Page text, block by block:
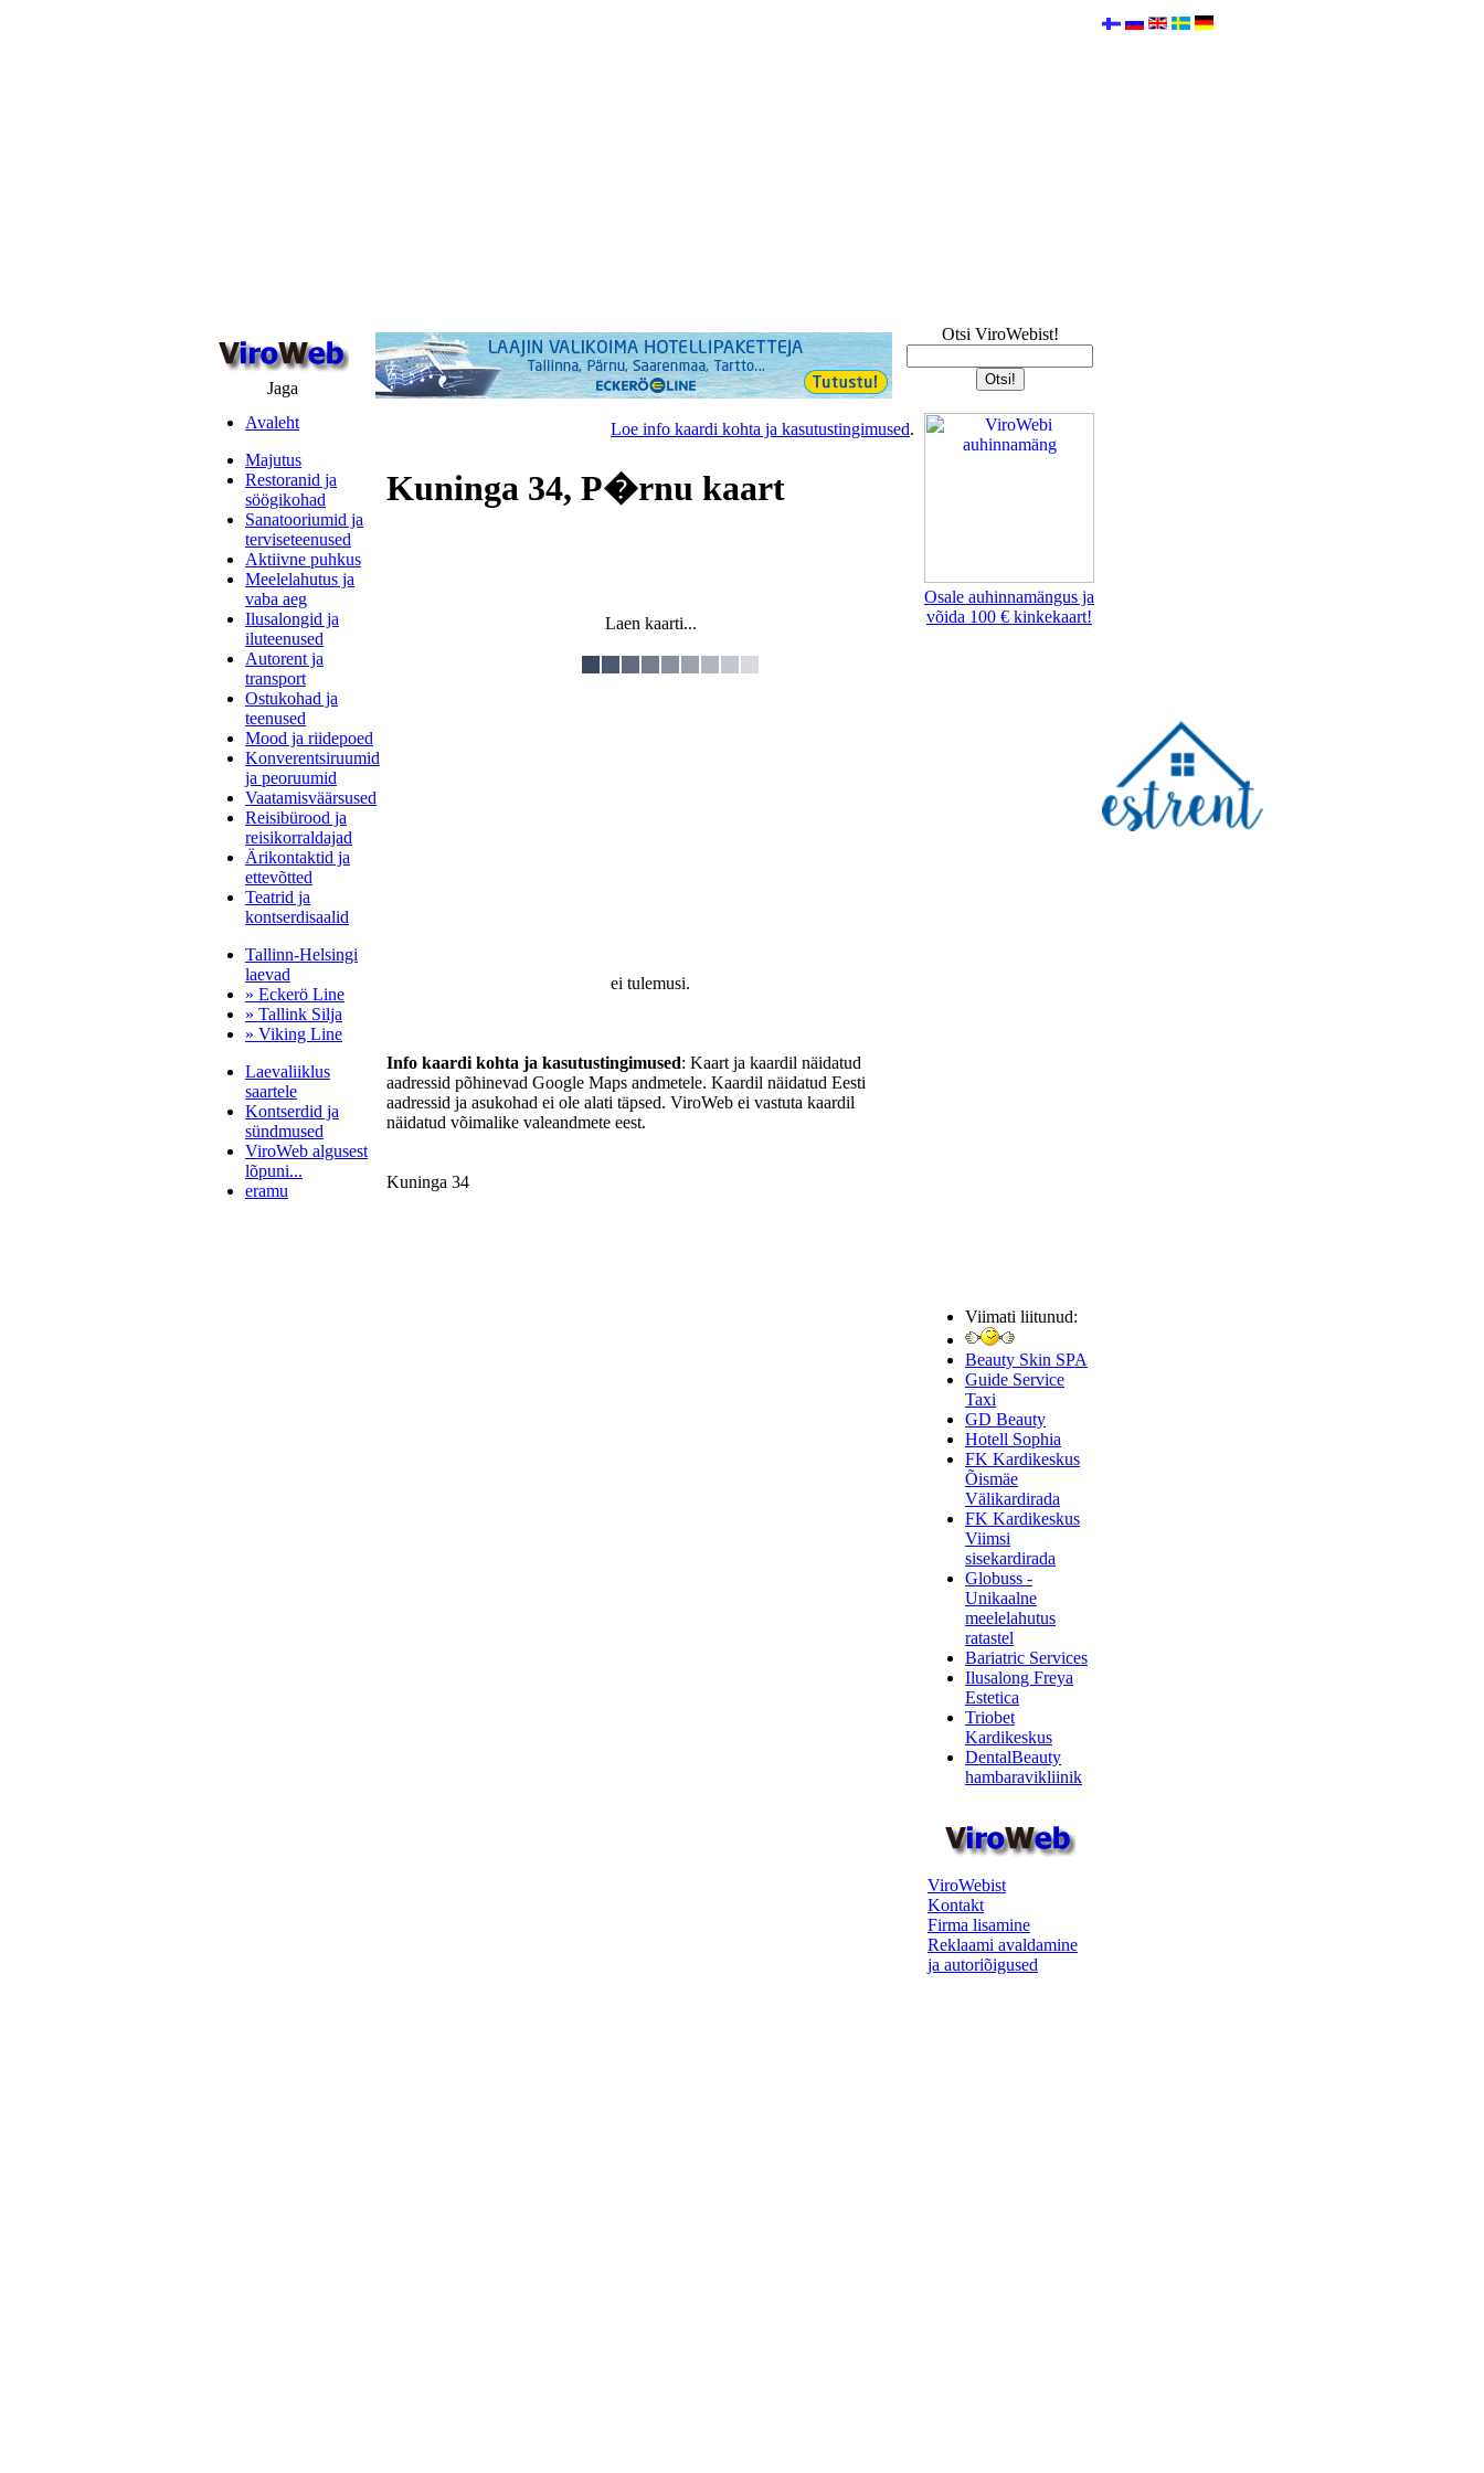
Jaga
Otsi ViroWebist!
Avaleht
Majutus
Restoranid ja
söögikohad
Sanatooriumid ja
terviseteenused
Aktiivne puhkus
Meelelahutus ja
vaba aeg
Ilusalongid ja
iluteenused
Autorent ja
transport
Ostukohad ja
teenused
Mood ja riidepoed
Konverentsiruumid
ja peoruumid
Vaatamisväärsused
Reisibürood ja
reisikorraldajad
Ärikontaktid ja
ettevõtted
Teatrid ja
kontserdisaalid
Tallinn-Helsingi
laevad
» Eckerö Line
» Tallink Silja
» Viking Line
Laevaliiklus
saartele
Kontserdid ja
sündmused
ViroWeb algusest
lõpuni...
eramu
Loe info kaardi kohta ja kasutustingimused.
Kuninga 34, P�rnu kaart
Laen kaarti...
ei tulemusi.
Info kaardi kohta ja kasutustingimused: Kaart ja kaardil näidatud
aadressid põhinevad Google Maps andmetele. Kaardil näidatud Eesti
aadressid ja asukohad ei ole alati täpsed. ViroWeb ei vastuta kaardil
näidatud võimalike valeandmete eest.
Kuninga 34
Osale auhinnamängus ja
võida 100 € kinkekaart!
Viimati liitunud:
Beauty Skin SPA
Guide Service
Taxi
GD Beauty
Hotell Sophia
FK Kardikeskus
Õismäe
Välikardirada
FK Kardikeskus
Viimsi
sisekardirada
Globuss -
Unikaalne
meelelahutus
ratastel
Bariatric Services
Ilusalong Freya
Estetica
Triobet
Kardikeskus
DentalBeauty
hambaravikliinik
ViroWebist
Kontakt
Firma lisamine
Reklaami avaldamine
ja autoriõigused